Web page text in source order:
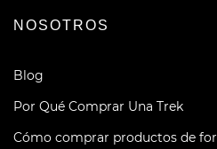
NOSOTROS
Blog
Por Qué Comprar Una Trek
Cómo comprar productos de